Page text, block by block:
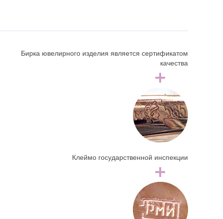
Бирка ювелирного изделия является сертификатом
качества
Клеймо государственной инспекции